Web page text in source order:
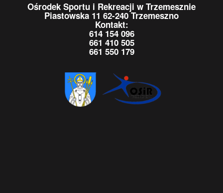
Ośrodek Sportu i Rekreacji w Trzemesznie
Piastowska 11 62-240 Trzemeszno
Kontakt:
614 154 096
661 410 505
661 550 179